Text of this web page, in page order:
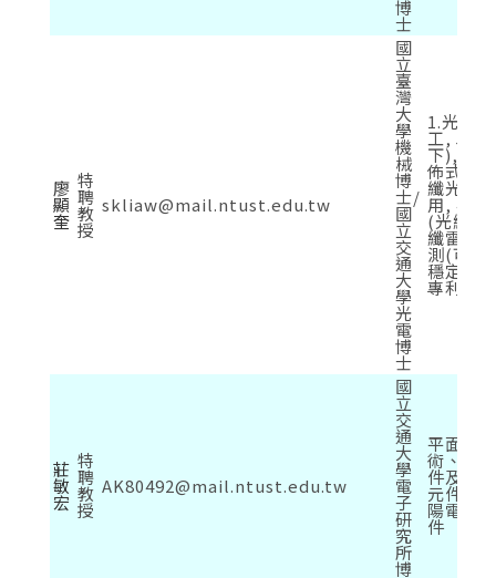
博
士
廖
顯
奎
特
聘
教
授
skliaw@mail.ntust.edu.tw
國
立
臺
灣
大
學
機
械
博
士/
國
立
交
通
大
學
光
電
博
士
1.光通
工, 5G,
下), 2.
佈式,
纖光柵
用, 4 光
(光纖放
纖雷射)
測(可靠
穩定度
專利智
莊
敏
宏
特
聘
教
授
AK80492@mail.ntust.edu.tw
國
立
交
通
大
學
電
子
研
究
所
博
平面顯
術、積
件及技
元件及
陽電池
件